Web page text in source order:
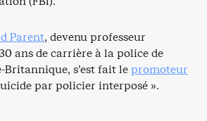
Parent, devenu professeur
ans de carrière à la police de
Britannique, s’est fait lepromoteur
par policier interposé ».